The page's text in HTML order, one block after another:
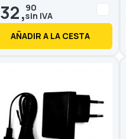
32,90
AÑADIR A LA CESTA